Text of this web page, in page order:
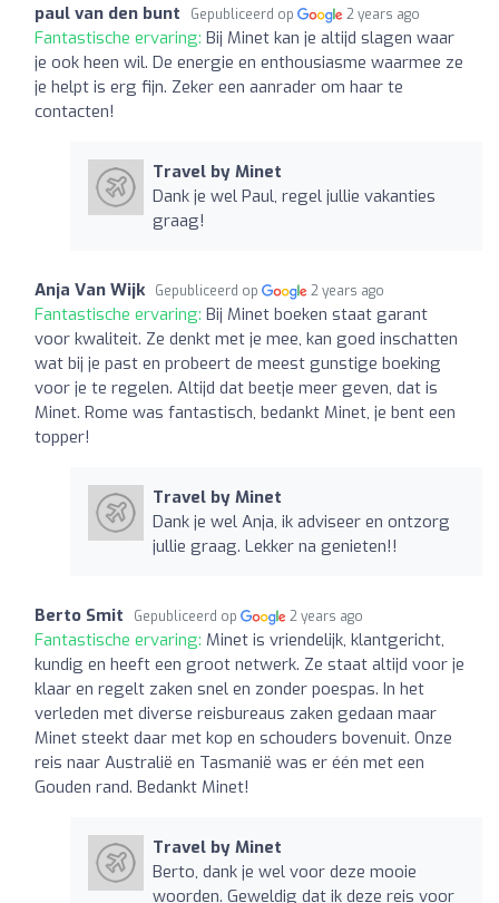
paul van den bunt Gepubliceerd op 2 years ago
Fantastische ervaring: Bij Minet kan je altijd slagen waar
je ook heen wil. De energie en enthousiasme waarmee ze
je helpt is erg fijn. Zeker een aanrader om haar te
contacten!
Travel by Minet
Dank je wel Paul, regel jullie vakanties
graag!
Anja Van Wijk Gepubliceerd op 2 years ago
Fantastische ervaring: Bij Minet boeken staat garant
voor kwaliteit. Ze denkt met je mee, kan goed inschatten
wat bij je past en probeert de meest gunstige boeking
voor je te regelen. Altijd dat beetje meer geven, dat is
Minet. Rome was fantastisch, bedankt Minet, je bent een
topper!
Travel by Minet
Dank je wel Anja, ik adviseer en ontzorg
jullie graag. Lekker na genieten!!
Berto Smit Gepubliceerd op 2 years ago
Fantastische ervaring: Minet is vriendelijk, klantgericht,
kundig en heeft een groot netwerk. Ze staat altijd voor je
klaar en regelt zaken snel en zonder poespas. In het
verleden met diverse reisbureaus zaken gedaan maar
Minet steekt daar met kop en schouders bovenuit. Onze
reis naar Australië en Tasmanië was er één met een
Gouden rand. Bedankt Minet!
Travel by Minet
Berto, dank je wel voor deze mooie
woorden. Geweldig dat ik deze reis voor